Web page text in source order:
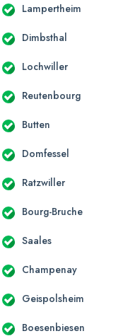
Lampertheim
Dimbsthal
Lochwiller
Reutenbourg
Butten
Domfessel
Ratzwiller
Bourg-Bruche
Saales
Champenay
Geispolsheim
Boesenbiesen